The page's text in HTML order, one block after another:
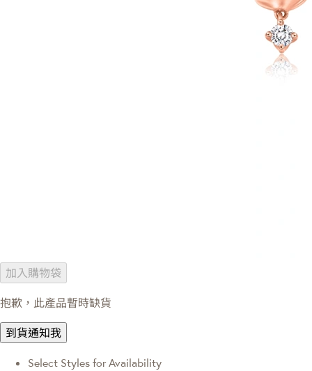
加入購物袋
抱歉，此產品暫時缺貨
到貨通知我
Select Styles for Availability